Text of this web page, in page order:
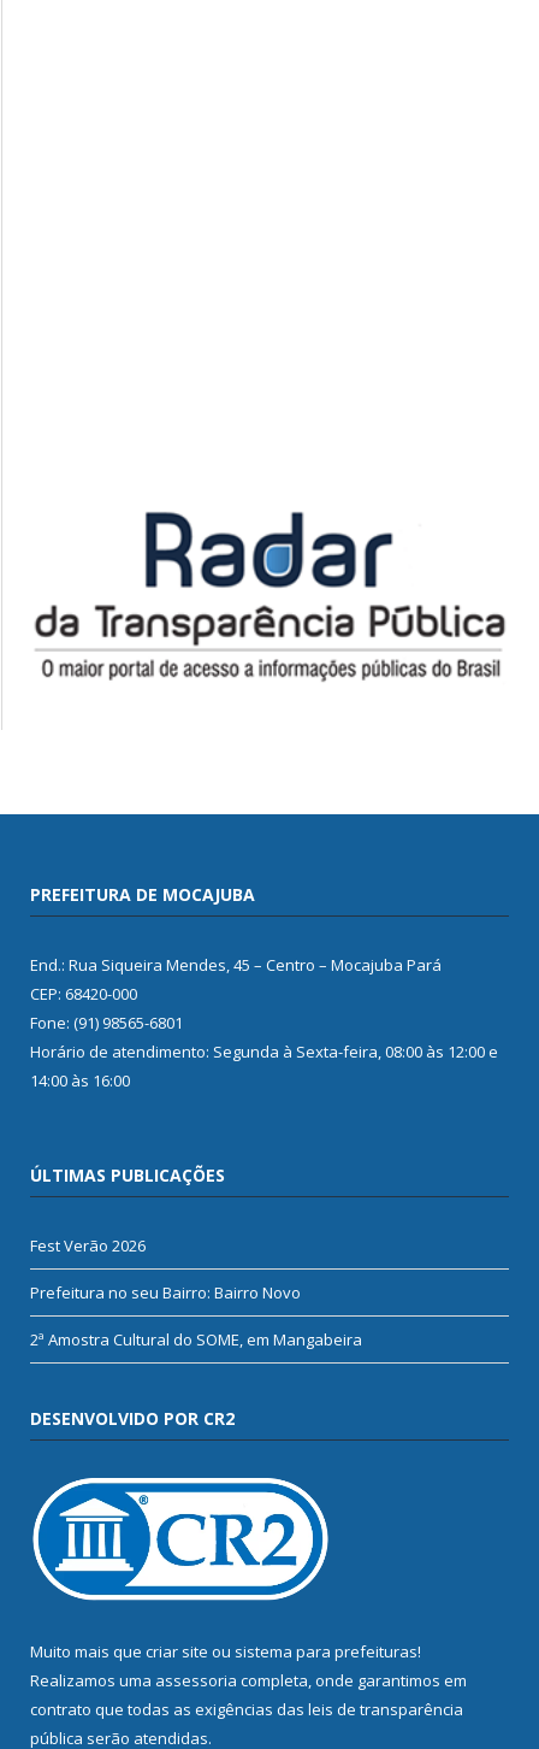
PREFEITURA DE MOCAJUBA
End.: Rua Siqueira Mendes, 45 – Centro – Mocajuba Pará
CEP: 68420-000
Fone: (91) 98565-6801
Horário de atendimento: Segunda à Sexta-feira, 08:00 às 12:00 e
14:00 às 16:00
ÚLTIMAS PUBLICAÇÕES
Fest Verão 2026
Prefeitura no seu Bairro: Bairro Novo
2ª Amostra Cultural do SOME, em Mangabeira
DESENVOLVIDO POR CR2
Muito mais que criar site ou sistema para prefeituras!
Realizamos uma assessoria completa, onde garantimos em
contrato que todas as exigências das leis de transparência
pública serão atendidas.